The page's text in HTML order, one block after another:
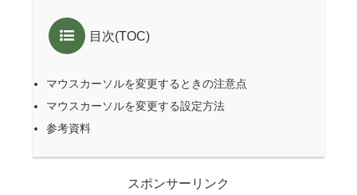
目次(TOC)
マウスカーソルを変更するときの注意点
マウスカーソルを変更する設定方法
参考資料
スポンサーリンク